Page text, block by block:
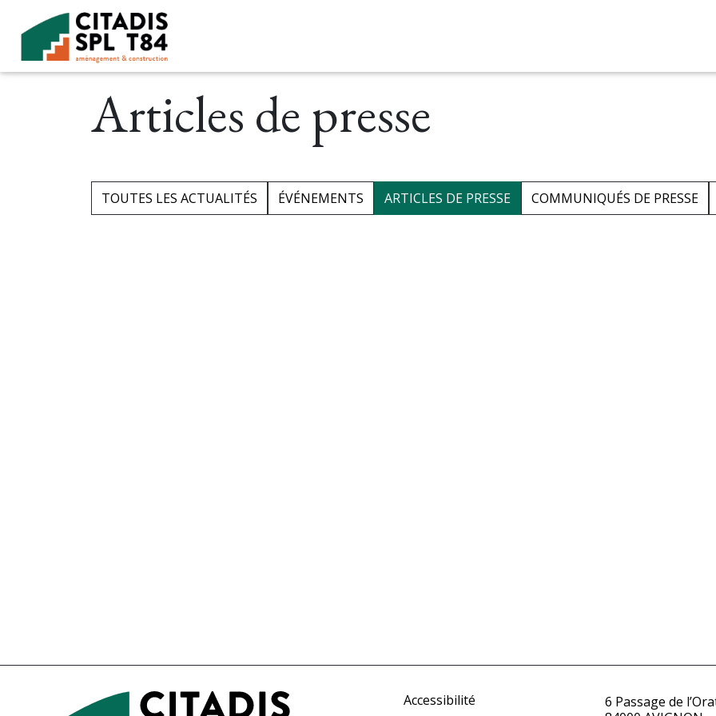
Accéder au contenu
Articles de presse
TOUTES LES ACTUALITÉS ÉVÉNEMENTS ARTICLES DE PRESSE COMMUNIQUÉS DE PRESSE
Accessibilité
6 Passage de